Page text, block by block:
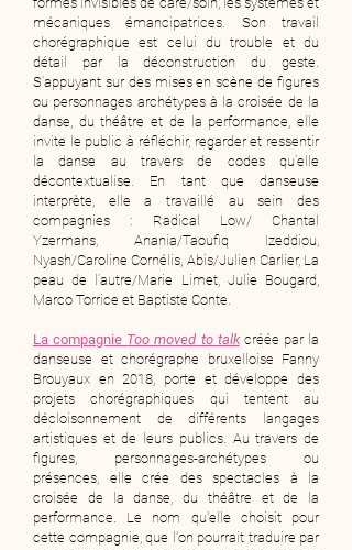
mécaniques émancipatrices. Son travail
chorégraphique est celui du trouble et du
détail par la déconstruction du geste.
S’appuyant sur des mises en scène de figures
ou personnages archétypes à la croisée de la
danse, du théâtre et de la performance, elle
invite le public à réfléchir, regarder et ressentir
la danse au travers de codes qu’elle
décontextualise. En tant que danseuse
interprète, elle a travaillé au sein des
compagnies : Radical Low/ Chantal
Yzermans, Anania/Taoufiq Izeddiou,
Nyash/Caroline Cornélis, Abis/Julien Carlier, La
peau de l’autre/Marie Limet, Julie Bougard,
Marco Torrice et Baptiste Conte.
La compagnie Too moved to talk créée par la
danseuse et chorégraphe bruxelloise Fanny
Brouyaux en 2018, porte et développe des
projets chorégraphiques qui tentent au
décloisonnement de différents langages
artistiques et de leurs publics.​​ Au travers de
figures, personnages-archétypes ou
présences, elle crée des spectacles à la
croisée de la danse, du théâtre et de la
performance.​ Le nom qu'elle choisit pour
cette compagnie, que l'on pourrait traduire par